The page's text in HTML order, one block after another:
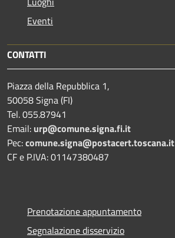
Eventi
CONTATTI
Piazza della Repubblica 1,
50058 Signa (FI)
Tel. 055.87941
Email: urp@comune.signa.fi.it
Pec:comune.signa@postacert.toscana.it
CF e P.IVA: 01147380487
Prenotazione appuntamento
Segnalazione disservizio